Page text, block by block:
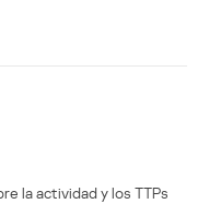
la actividad y los TTPs